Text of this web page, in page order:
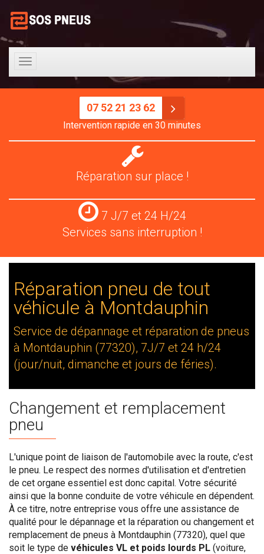
Toggle
navigation
07 52 21 23 62
Intervention rapide en 30 minutes
Réparation
pneus
Réparation sur place !
Services
24
H/24
7 J/7 et 24 H/24
Services sans interruption !
Réparation pneu de tout
véhicule à Montdauphin
Service de dépannage et réparation de pneus
à Montdauphin (77320), 7J/7 et 24 h/24
(jour/nuit, dimanche et jours de féries).
Changement et remplacement
pneu
L'unique point de liaison de l'automobile avec la route, c'est
le pneu. Le respect des normes d'utilisation et d'entretien
de cet organe essentiel est donc capital. Votre sécurité
ainsi que la bonne conduite de votre véhicule en dépendent.
À ce titre, notre entreprise vous offre une assistance de
qualité pour le dépannage et la réparation ou changement et
remplacement de pneus à Montdauphin (77320), quel que
soit le type de véhicules VL et poids lourds PL (voiture,